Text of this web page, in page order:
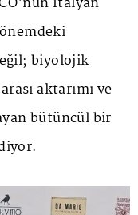
biyolojik
aktarımı ve
bütüncül bir